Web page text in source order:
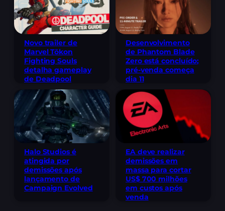
Novo trailer de
Marvel Tōkon
Fighting Souls
detalha gameplay
de Deadpool
Desenvolvimento
de Phantom Blade
Zero está concluído;
pré-venda começa
dia 11
Halo Studios é
atingida por
demissões após
lançamento de
Campaign Evolved
EA deve realizar
demissões em
massa para cortar
US$ 700 milhões
em custos após
venda